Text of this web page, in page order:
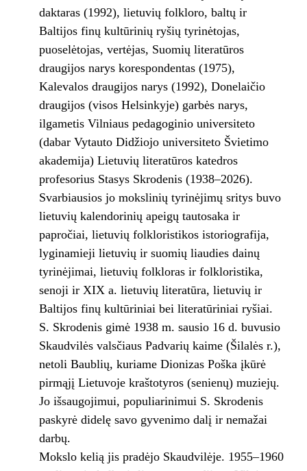
daktaras (1992), lietuvių folkloro, baltų ir
Baltijos finų kultūrinių ryšių tyrinėtojas,
puoselėtojas, vertėjas, Suomių literatūros
draugijos narys korespondentas (1975),
Kalevalos draugijos narys (1992), Donelaičio
draugijos (visos Helsinkyje) garbės narys,
ilgametis Vilniaus pedagoginio universiteto
(dabar Vytauto Didžiojo universiteto Švietimo
akademija) Lietuvių literatūros katedros
profesorius Stasys Skrodenis (1938–2026).
Svarbiausios jo mokslinių tyrinėjimų sritys buvo
lietuvių kalendorinių apeigų tautosaka ir
papročiai, lietuvių folkloristikos istoriografija,
lyginamieji lietuvių ir suomių liaudies dainų
tyrinėjimai, lietuvių folkloras ir folkloristika,
senoji ir XIX a. lietuvių literatūra, lietuvių ir
Baltijos finų kultūriniai bei literatūriniai ryšiai.
S. Skrodenis gimė 1938 m. sausio 16 d. buvusio
Skaudvilės valsčiaus Padvarių kaime (Šilalės r.),
netoli Baublių, kuriame Dionizas Poška įkūrė
pirmąjį Lietuvoje kraštotyros (senienų) muziejų.
Jo išsaugojimui, populiarinimui S. Skrodenis
paskyrė didelę savo gyvenimo dalį ir nemažai
darbų.
Mokslo kelią jis pradėjo Skaudvilėje. 1955–1960